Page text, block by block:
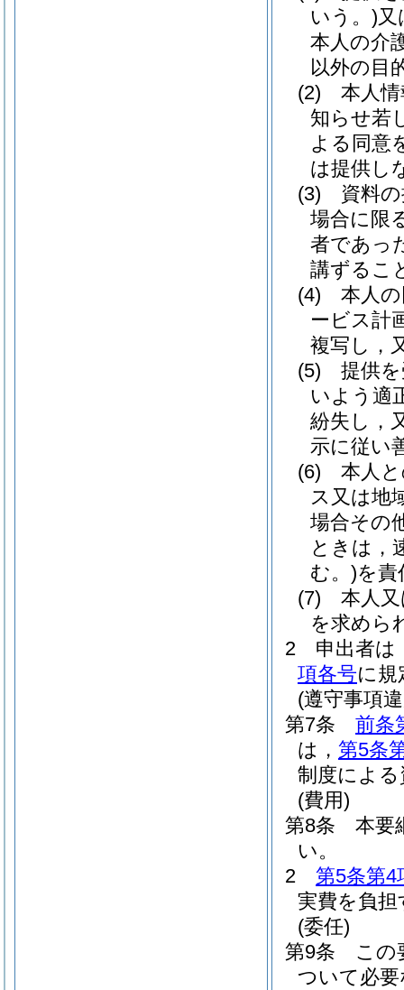
いう。)
本人の介
以外の目
(2)
本人
知らせ若
よる同意
は提供し
(3)
資料
場合に限
者であっ
講ずるこ
(4)
本人
ービス計
複写し，
(5)
提供
いよう適
紛失し，
示に従い
(6)
本人
ス又は地
場合その
ときは，
む。)を責
(7)
本人
を求めら
2
申出者は
項各号に
(遵守事項
第7条
前条
は， 第5条
制度によ
(費用)
第8条
本要
い。
2
第5条第4
実費を負
(委任)
第9条
この
ついて必